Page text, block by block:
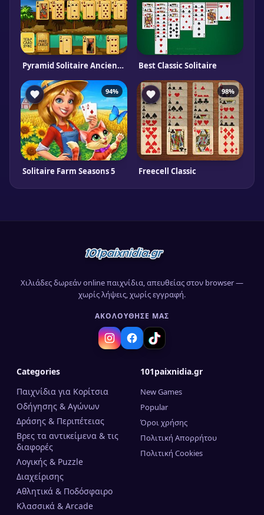
Pyramid Solitaire Ancient Egypt Best Classic Solitaire
94%
Solitaire Farm Seasons 5
98%
Freecell Classic
Χιλιάδες δωρεάν online παιχνίδια, απευθείας στον browser —
χωρίς λήψεις, χωρίς εγγραφή.
ΑΚΟΛΟΎΘΗΣΈ ΜΑΣ
Categories
Παιχνίδια για Κορίτσια
Οδήγησης & Αγώνων
Δράσης & Περιπέτειας
Βρες τα αντικείμενα & τις
διαφορές
Λογικής & Puzzle
Διαχείρισης
Αθλητικά & Ποδόσφαιρο
Κλασσικά & Arcade
101paixnidia.gr
New Games
Popular
Όροι χρήσης
Πολιτική Απορρήτου
Πολιτική Cookies